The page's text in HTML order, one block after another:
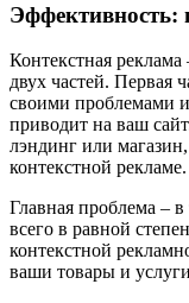
Эффективность:
Контекстная реклама
двух частей. Первая
своими проблемами
приводит на ваш
лэндинг или
контекстной рекламе.
Главная проблема –
всего в равной
контекстной
ваши товары и